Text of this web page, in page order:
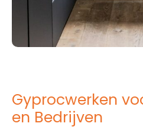
Gyprocwerken
en Bedrijven